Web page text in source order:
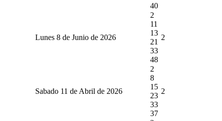
40
Lunes 8 de Junio de 2026
2
11
13
21
33
48
2
Sabado 11 de Abril de 2026
2
8
15
23
33
37
2